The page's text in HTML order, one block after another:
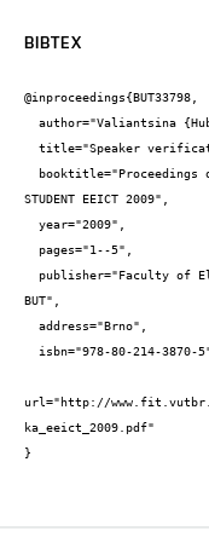
BIBTEX
@inproceedings{BUT33798,
STUDENT EEICT 2009",
BUT",
url="http://
ka_eeict_2009.pdf"
}